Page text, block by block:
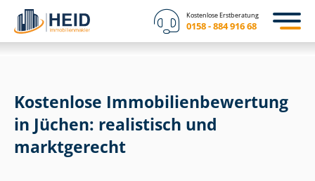
Kostenlose Erstberatung
0158 - 884 916 68
Kostenlose Im­mo­bi­li­en­be­wer­tung
in Jüchen: realistisch und
marktgerecht